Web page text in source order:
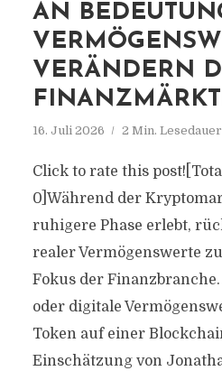
AN
VERÄNDERN
16. Juli 2026 2 Min. Lesedauer
Click to rate this
0]Während der
ruhigere Phase erlebt,
realer Vermögenswerte
Fokus der
oder digitale
Token auf einer
Einschätzung von